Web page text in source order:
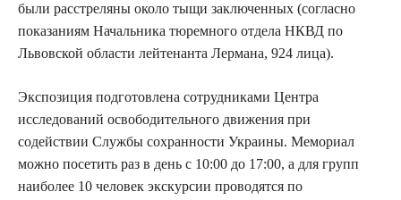
были расстреляны около тыщи заключенных (согласно
показаниям Начальника тюремного отдела НКВД по
Львовской области лейтенанта Лермана, 924 лица).
Экспозиция подготовлена сотрудниками Центра
исследований освободительного движения при
содействии Службы сохранности Украины. Мемориал
можно посетить раз в день с 10:00 до 17:00, а для групп
наиболее 10 человек экскурсии проводятся по